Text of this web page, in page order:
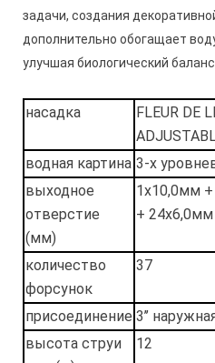
задачи, создания
дополнительно обогащает
улучшая биологический
насадка
FLEUR DE
водная картина 3-х
выходное
отверстие
(мм)
1х10,0мм
+ 24х6,0мм
количество
форсунок
37
присоединение 3’’
высота струи
12